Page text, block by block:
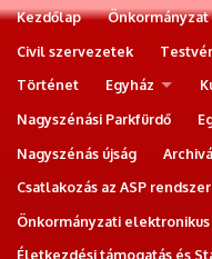
Kezdőlap Önkormányzat
Civil szervezetek
Történet
Egyház
Nagyszénási Parkfürdő
Nagyszénás újság
Csatlakozás az ASP
Önkormányzati
Életkezdési támogatás és